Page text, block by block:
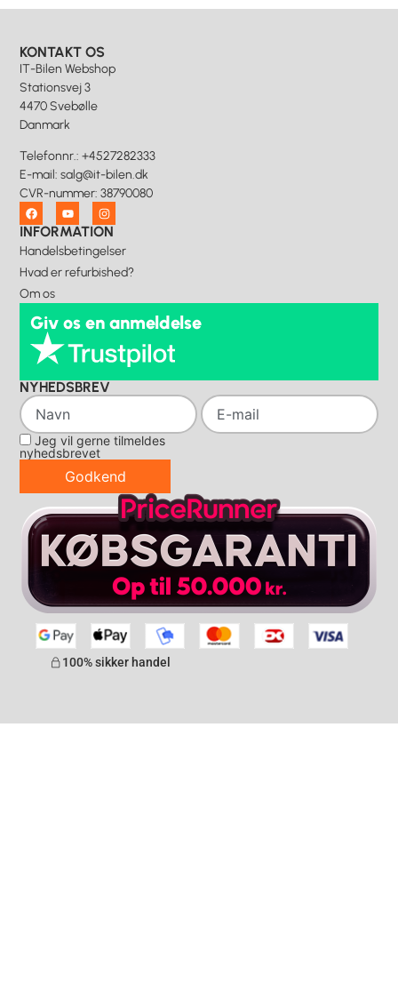
KONTAKT OS
IT-Bilen Webshop
Stationsvej 3
4470 Svebølle
Danmark
Telefonnr.: +4527282333
E-mail:salg@it-bilen.dk
CVR-nummer: 38790080
INFORMATION
Handelsbetingelser
Hvad er refurbished?
Om os
Giv os en anmeldelse
NYHEDSBREV
Jeg vil gerne tilmeldes
nyhedsbrevet
Godkend
100% sikker handel